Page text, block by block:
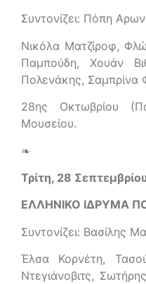
Συντονίζει: Πόπη
Νικόλα Ματζίροφ,
Παμπούδη, Χουάν
Πολενάκης, Σαμπρίνα
28ης Οκτωβρίου
Μουσείου.
❧
Τρίτη, 28
ΕΛΛΗΝΙΚΟ ΙΔΡΥΜΑ
Συντονίζει: Βασίλης
Έλσα Κορνέτη,
Ντεγιάνοβιτς,